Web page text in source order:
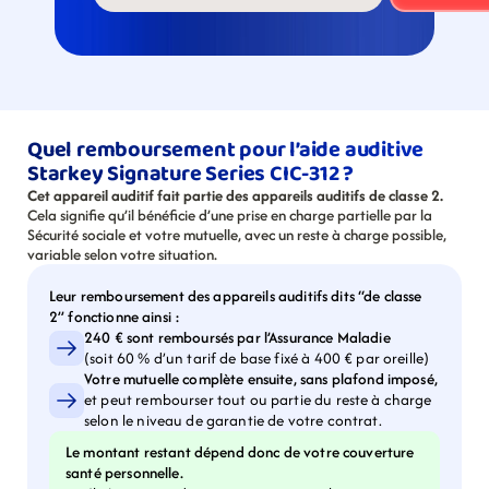
Quel remboursement pour l’aide auditive
Starkey Signature Series CIC-312 ?
Cet appareil auditif fait partie des appareils auditifs de classe 2.
Cela signifie qu’il bénéficie d’une prise en charge partielle par la
Sécurité sociale et votre mutuelle, avec un reste à charge possible,
variable selon votre situation.
Leur remboursement des appareils auditifs dits “de classe
2” fonctionne ainsi :
240 € sont remboursés par l’Assurance Maladie
(soit 60 % d’un tarif de base fixé à 400 € par oreille)
Votre mutuelle complète ensuite, sans plafond imposé,
et peut rembourser tout ou partie du reste à charge
selon le niveau de garantie de votre contrat.
Le montant restant dépend donc de votre couverture
santé personnelle.